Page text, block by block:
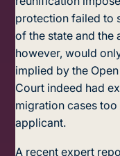
protection failed to
of the state and the
however, would
implied by the
Court indeed had
migration cases
applicant.
A recent expert